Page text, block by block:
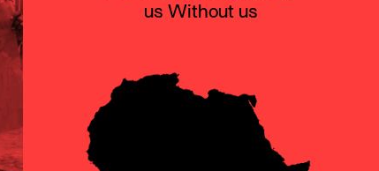
us Without us